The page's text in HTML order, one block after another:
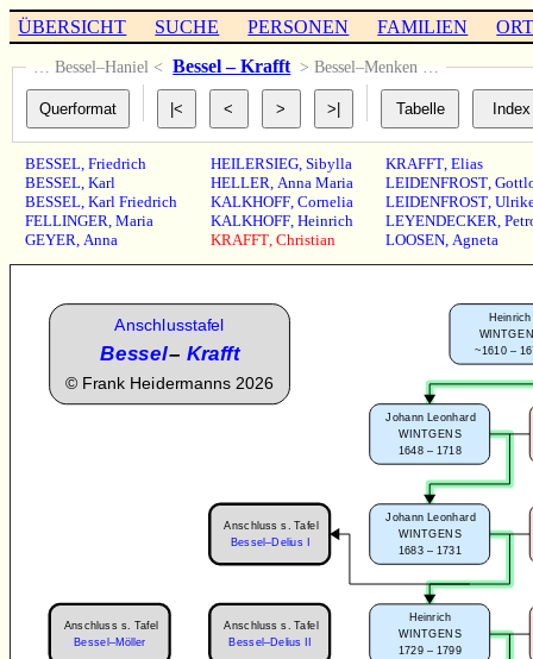
ÜBERSICHT SUCHE PERSONEN FAMILIEN
… Bessel–Haniel < Bessel – Krafft > Bessel–Menken …
BESSEL,Friedrich
BESSEL,Karl
BESSEL,Karl Friedrich
FELLINGER,Maria
GEYER,Anna
HEILERSIEG, Sibylla
HELLER, Anna Maria
KALKHOFF, Cornelia
KALKHOFF, Heinrich
KRAFFT, Christian
KRAFFT, Elias
LEIDENFROST,
LEIDENFROST,
LEYENDECKER,
LOOSEN, Agneta
Anschlusstafel
Bessel– Krafft
© Frank Heidermanns 2026
Heinrich
WINTGENS
1729 – 1799
Johann Leonhard
WINTGENS
1683 – 1731
Johann Leonhard
WINTGENS
1648 – 1718
Heinrich
~1610 –
Anschluss s. Tafel
Bessel–Delius I
Anschluss s. Tafel
Bessel–Delius II
Anschluss s. Tafel
Bessel–Möller